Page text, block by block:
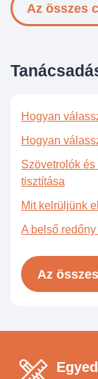
Az összes
Hogyan
Hogyan
Szövetrolók
tisztítása
Mit kelrüljünk
A belső
Az